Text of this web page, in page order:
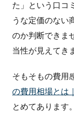
た」という口コ
うな定価のない
のか判断できま
当性が見えてき
そもそもの費用
の費用相場とは
とめてあります。